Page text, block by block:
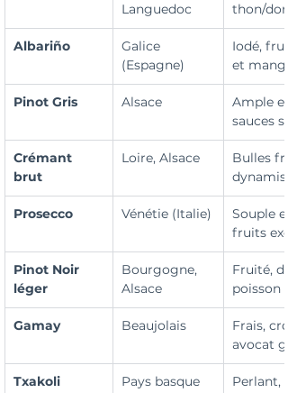
Languedoc
thon/
Albariño
Galice
(Espagne)
Iodé,
et
Pinot Gris Alsace
Ample
sauces
Crémant
brut
Loire, Alsace
Bulles
Prosecco Vénétie (Italie)
Souple
fruits
Pinot Noir
léger
Bourgogne,
Alsace
Fruité,
poisson
Gamay Beaujolais
Frais,
avocat
Txakoli
Pays basque
Perlant,